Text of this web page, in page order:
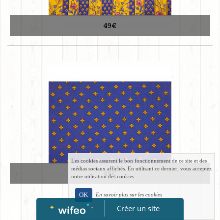
49€
49€
Créer un site
Les cookies assurent le bon fonctionnement de ce site et des
médias sociaux affichés. En utilisant ce dernier, vous acceptez
notre utilisation des cookies.
OK En savoir plus sur les cookies